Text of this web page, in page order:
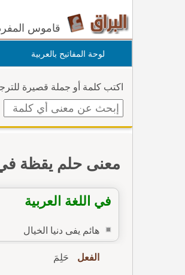
قاموس
لوحة المفاتيح بالعربية
اكتب كلمة أو جملة قصيرة
معنى حلم يقظة
في اللغة العربية
هائم يفى دنيا الخيال
الفعل حَلِمَ